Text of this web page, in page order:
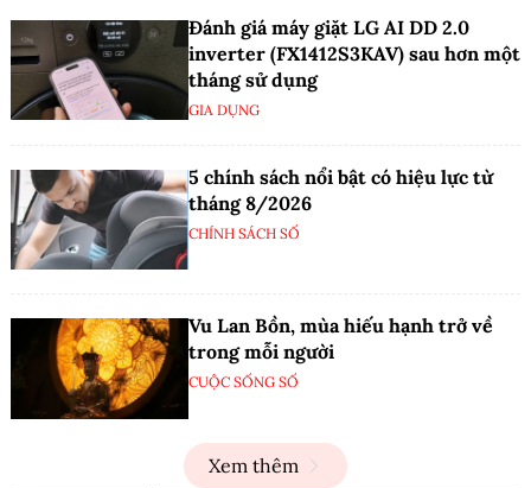
Đánh giá máy giặt LG AI DD 2.0
inverter (FX1412S3KAV) sau hơn một
tháng sử dụng
GIA DỤNG
5 chính sách nổi bật có hiệu lực từ
tháng 8/2026
CHÍNH SÁCH SỐ
Vu Lan Bồn, mùa hiếu hạnh trở về
trong mỗi người
CUỘC SỐNG SỐ
Xem thêm